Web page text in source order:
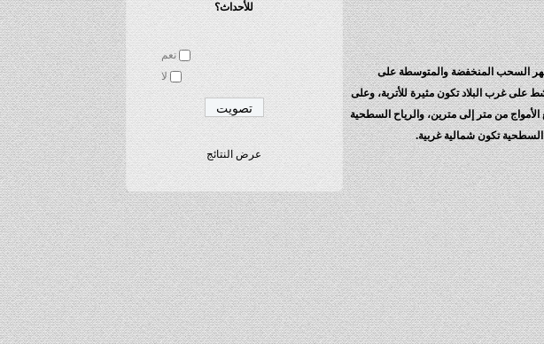
للأحداث؟
نعم
لا
عرض النتائج
السحب المنخفضة والمتوسطة على
على غرب البلاد تكون مثيرة للأتربة، وعلى
من متر إلى مترين، والرياح السطحية